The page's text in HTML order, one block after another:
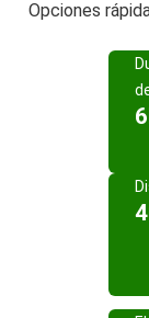
Opciones